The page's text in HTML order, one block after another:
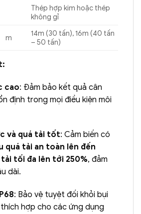
Thép hợp kim hoặc thép
không gỉ
m
14m (30 tấn), 16m (40 tấn
– 50 tấn)
cao: Đảm bảo kết quả cân
định trong mọi điều kiện môi
và quá tải tốt: Cảm biến có
quá tải an toàn lên đến
tải tối đa lên tới 250%, đảm
dài.
: Bảo vệ tuyệt đối khỏi bụi
hợp cho các ứng dụng